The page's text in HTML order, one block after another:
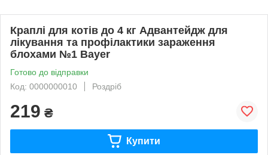
Краплі для котів до 4 кг Адвантейдж для
лікування та профілактики зараження
блохами №1 Bayer
Готово до відправки
Код: 0000000010
Роздріб
219 ₴
Купити